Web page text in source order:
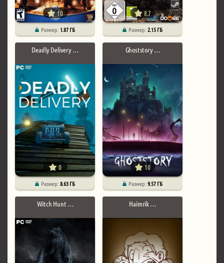
10
Размер: 1.87 ГБ
8.7
Размер:2.15 ГБ
Deadly Delivery …
0
Размер:8.63 ГБ
Ghoststory …
10
Размер:9.57 ГБ
Witch Hunt … Haimrik …